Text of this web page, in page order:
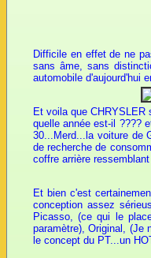
Difficile en effet de ne
sans âme, sans
automobile d'aujourd'hui
Et voila que
quelle année est-il ????
30...Merd...la voiture de
de recherche de
coffre arrière
Et bien c'est
conception assez
Picasso, (ce qui le
paramètre), Original, (Je
le concept du PT...un